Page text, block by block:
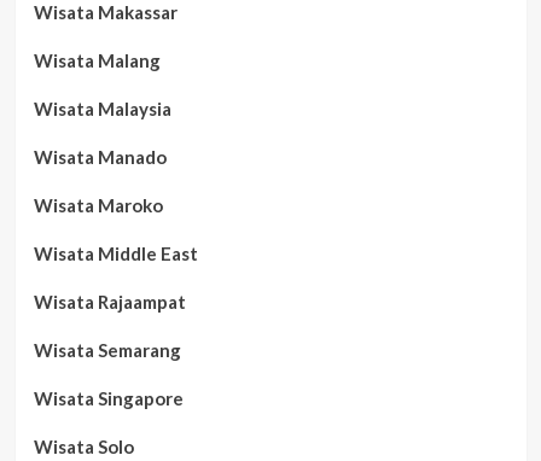
Wisata Makassar
Wisata Malang
Wisata Malaysia
Wisata Manado
Wisata Maroko
Wisata Middle East
Wisata Rajaampat
Wisata Semarang
Wisata Singapore
Wisata Solo